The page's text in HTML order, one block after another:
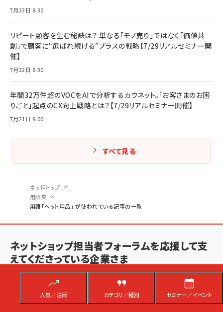
人気／注目 カテゴリ／種別 セミナー／イベント
ン
く
ず
ネッ担トップ
用語集
用語「ペット用品」 が使われている記事の一覧
7月23日 8:30
リピート顧客を生む秘訣は？ 単なる「モノ売り」ではなく「価値共
創」で顧客に“選ばれ続ける”プラスの戦略【7/29リアルセミナー開
催】
7月22日 8:30
年間32万件超のVOCをAIで分析するカウネット。「お客さまのお困
りごと」起点のCX向上戦略とは？【7/29リアルセミナー開催】
7月21日 9:00
すべて見る
ネットショップ担当者フォーラムを応援して支
えてくださっている企業さま
ゴールドスポンサー